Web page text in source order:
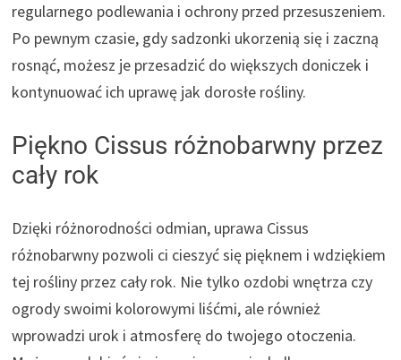
regularnego podlewania i ochrony przed przesuszeniem.
Po pewnym czasie, gdy sadzonki ukorzenią się i zaczną
rosnąć, możesz je przesadzić do większych doniczek i
kontynuować ich uprawę jak dorosłe rośliny.
Piękno Cissus różnobarwny przez
cały rok
Dzięki różnorodności odmian, uprawa Cissus
różnobarwny pozwoli ci cieszyć się pięknem i wdziękiem
tej rośliny przez cały rok. Nie tylko ozdobi wnętrza czy
ogrody swoimi kolorowymi liśćmi, ale również
wprowadzi urok i atmosferę do twojego otoczenia.